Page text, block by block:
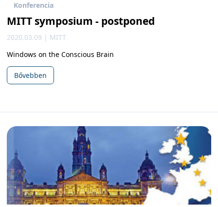
Konferencia
MITT symposium - postponed
2020.03.09 | MITT
Windows on the Conscious Brain
Bővebben